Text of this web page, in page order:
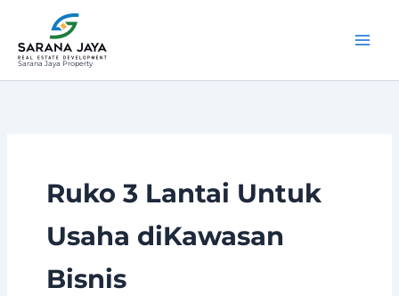
konten
Sarana Jaya Property
Ruko 3 Lantai Untuk
Usaha diKawasan
Bisnis